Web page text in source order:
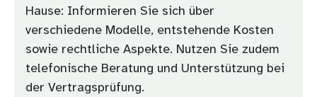
Hause: Informieren Sie sich über
verschiedene Modelle, entstehende Kosten
sowie rechtliche Aspekte. Nutzen Sie zudem
telefonische Beratung und Unterstützung bei
der Vertragsprüfung.